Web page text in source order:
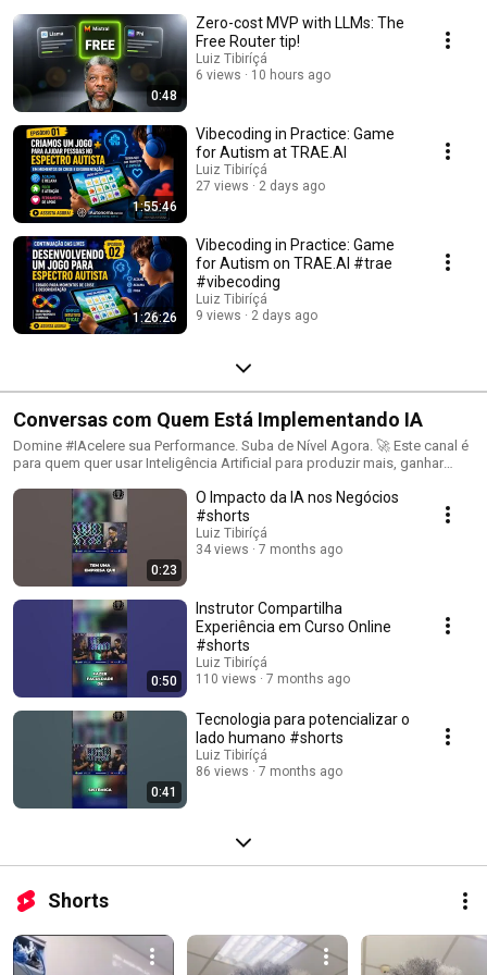
mercado e mentorias especializadas. 🎤 APRENDA com experiências
reais do mercado! 🏢 IMPLEMENTE IA na sua empresa com segurança! 👥
CONECTE-SE com outros profissionais da área! 📚 EXPANDA sua visão
estratégica sobre IA!
0:48
Zero-cost MVP with LLMs: The
Free Router tip!
Luiz Tibiríçá
6 views
10 hours ago
1:55:46
Vibecoding in Practice: Game
for Autism at TRAE.AI
Luiz Tibiríçá
27 views
2 days ago
1:26:26
Vibecoding in Practice: Game
for Autism on TRAE.AI #trae
#vibecoding
Luiz Tibiríçá
9 views
2 days ago
Conversas com Quem Está Implementando IA
Domine #IAcelere sua Performance. Suba de Nível Agora. 🚀 Este canal é
para quem quer usar Inteligência Artificial para produzir mais, ganhar
IAutonoma.com.br e aqui você aprende IA na prática, aplicável no
mesmo dia. Meus contatos: https://linktr.ee/luiztibirica O que você vai
encontrar aqui: ⚡IA prática de verdade, ChatGPT, GPTs, Automações,
Engenharia de dado e ferramentas que realmente aumentam sua
produtividade. ⚡Alta Performance para o dia a dia para no seu corpo
equilibrando Espírito, Humano e Tecnologia. Para foco, clareza, energia e
métodos simples para você render mais. ⚡Comunidade e conteúdos
exclusivos https://iautonoma.com.br ⚡Solicite um curso em sua cidade
https://iautonoma.com.br/contato ⚡Cursos e treinamentos
https://iautonoma.com.br/cursos Me siga no LinkedIn com dicas diárias
https://www.linkedin.com/in/luiz-tibirica Sua evolução começa agora.
Curta, compartilhe e inscreva-se. Se quer crescer com IA e performance,
este é o seu lugar.
0:23
O Impacto da IA nos Negócios
#shorts
Luiz Tibiríçá
34 views
7 months ago
0:50
Instrutor Compartilha
Experiência em Curso Online
#shorts
Luiz Tibiríçá
110 views
7 months ago
0:41
Tecnologia para potencializar o
lado humano #shorts
Luiz Tibiríçá
86 views
7 months ago
Shorts